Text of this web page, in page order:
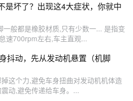
是坏了？出现这4大症状，你就中
一般都是橡胶材质,只有少数一... 是指变
速700rpm左右,车主直观...
抖动，先从发动机悬置（机脚
这个力,避免车身扭曲对发动机机体造
动,避免传递给车身。...